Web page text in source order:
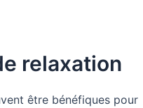
relaxation
être bénéfiques pour